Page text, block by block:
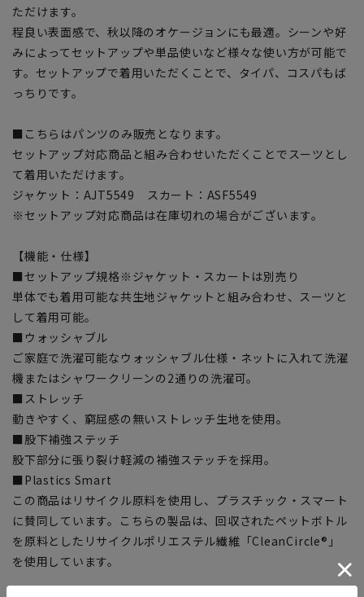
ただけます。
程良い表面感で、秋以降のオケージョンにも最適。シーンや好
みによってセットアップや単品使いなど様々な使い方が可能で
す。セットアップで着用いただくことで、タイパ、コスパもば
っちりです。
■こちらはパンツのみ販売となります。
セットアップ対応商品と組み合わせいただくことでスーツとし
て着用いただけます。
ジャケット：AJT5549 スカート：ASF5549
※セットアップ対応商品は在庫切れの場合がございます。
【機能・仕様】
■セットアップ規格※ジャケット・スカートは別売り
単体でも着用可能な共生地ジャケットと組み合わせ、スーツと
して着用可能。
■ウォッシャブル
ご家庭で洗濯可能なウォッシャブル仕様・ネットに入れて洗濯
機またはシャワークリーンの2通りの洗濯可。
■ストレッチ
動きやすく、窮屈感の無いストレッチ生地を使用。
■股下補強ステッチ
股下部分に張り裂け軽減の補強ステッチを採用。
■Plastics Smart
この商品はリサイクル原料を使用し、プラスチック・スマート
に賛同しています。こちらの製品は、回収されたペットボトル
を原料としたリサイクルポリエステル繊維「CleanCircle®」
を使用しています。